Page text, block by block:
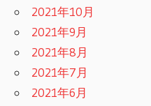
2021年10月
2021年9月
2021年8月
2021年7月
2021年6月